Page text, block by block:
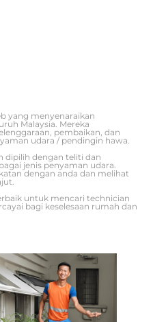
yang menyenaraikan
Malaysia. Mereka
pembaikan, dan
udara / pendingin hawa.
dipilih dengan teliti dan
jenis penyaman udara.
dengan anda dan melihat
untuk mencari technician
bagi keselesaan rumah dan